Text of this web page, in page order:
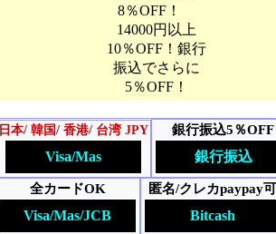
8％OFF！
14000円以上
10％OFF！銀行
振込でさらに
5％OFF！
日本/ 韓国/ 香港/ 台湾 JPY
Visa/Mas
銀行振込5％OFF
銀行振込
全カードOK
Visa/Mas/JCB
匿名/クレカpaypay可
Bitcash